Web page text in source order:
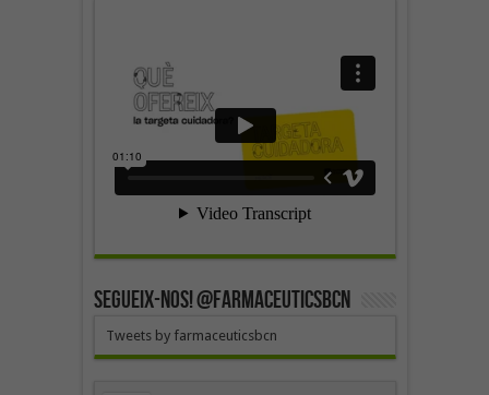
SEGUEIX-NOS! @farmaceuticsbcn
Tweets by farmaceuticsbcn